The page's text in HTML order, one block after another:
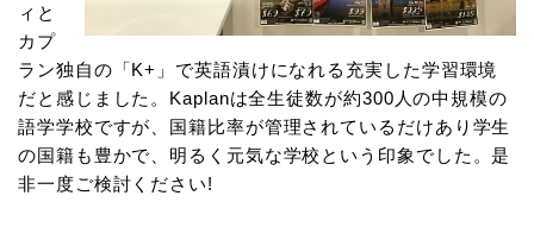
ィと
カプ
ラン独自の「K+」で英語漬けになれる充実した学習環境
だと感じました。Kaplanは全生徒数が約300人の中規模の
語学学校ですが、国籍比率が管理されているだけあり学生
の国籍も豊かで、明るく元気な学校という印象でした。是
非一度ご検討ください!